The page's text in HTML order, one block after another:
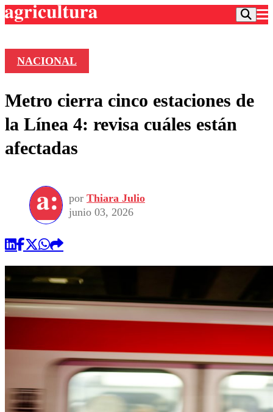
Frecuencias
Agricultura TV
Deportes
Colo Colo
Seleccion Chilena
Torneo Internacional
Universidad de Chile
Entretención
Economía
Internacional
Sustentabilidad
Publicaciones en medios
Opinión
NACIONAL
Metro cierra cinco estaciones de
la Línea 4: revisa cuáles están
afectadas
por Thiara Julio
junio 03, 2026